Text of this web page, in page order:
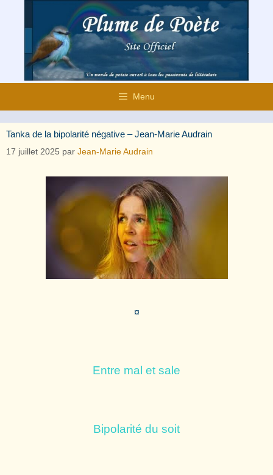
contenu
Menu
Tanka de la bipolarité négative – Jean-Marie Audrain
17 juillet 2025 par Jean-Marie Audrain
¤
Entre mal et sale
Bipolarité du soit